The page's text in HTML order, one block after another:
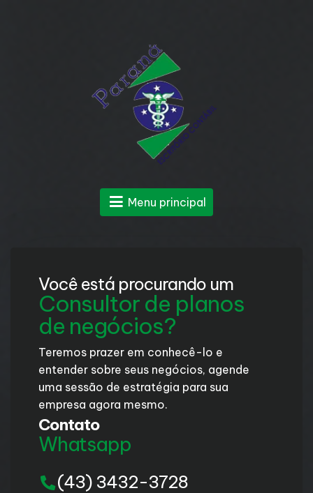
Menu principal
Você está procurando um
Consultor de planos
de negócios?
Teremos prazer em conhecê-lo e
entender sobre seus negócios, agende
uma sessão de estratégia para sua
empresa agora mesmo.
Contato
Whatsapp
(43) 3432-3728